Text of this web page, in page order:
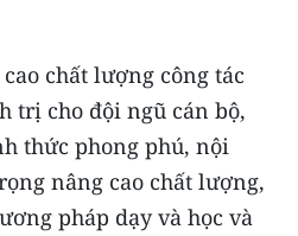
chất lượng công tác
trị cho đội ngũ cán bộ,
thức phong phú, nội
nâng cao chất lượng,
pháp dạy và học và